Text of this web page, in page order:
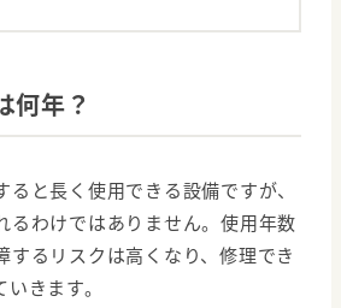
何年？
と長く使用できる設備ですが、
るわけではありません。使用年数
するリスクは高くなり、修理でき
きます。